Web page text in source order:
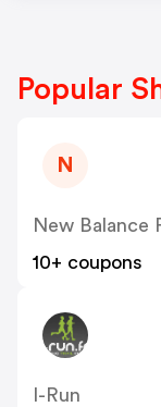
Popular
N
New Balance
10+ coupons
I-Run